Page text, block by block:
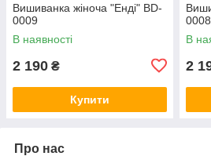
Вишиванка жіноча "Енді" BD-
0009
В наявності
2 190 ₴
Купити
0008
В
2
Про нас